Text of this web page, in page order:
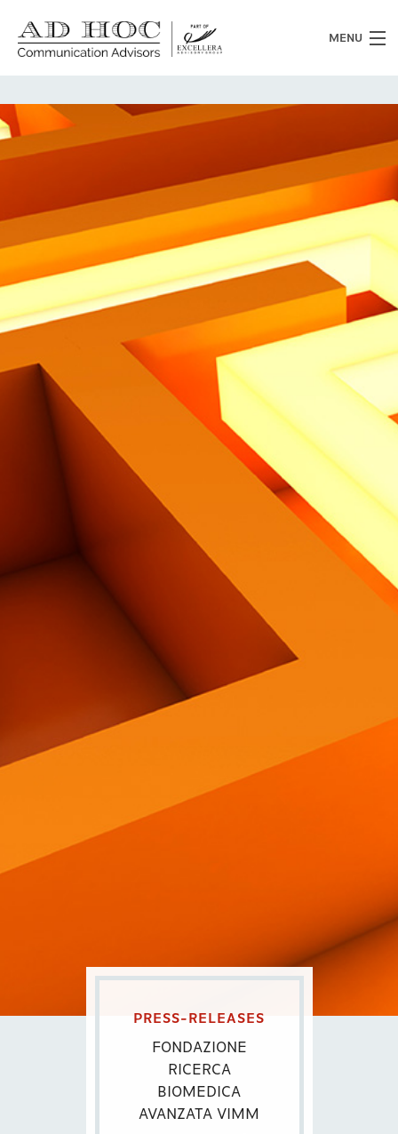
MENU
Chi siamo
News
Clienti
Heritage
Lavora con noi
Contatti
PRESS-RELEASES
FONDAZIONE
RICERCA
BIOMEDICA
AVANZATA VIMM